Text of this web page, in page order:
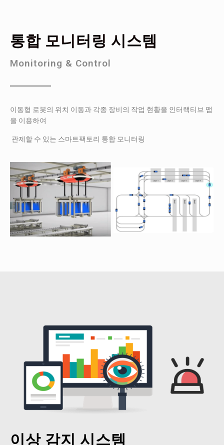
통합 모니터링 시스템
Monitoring & Control
이동형 로봇의 위치 이동과 각종 장비의 작업 현황을 인터랙티브 맵
을 이용하여
관제할 수 있는 스마트팩토리 통합 모니터링
이상 감지 시스템